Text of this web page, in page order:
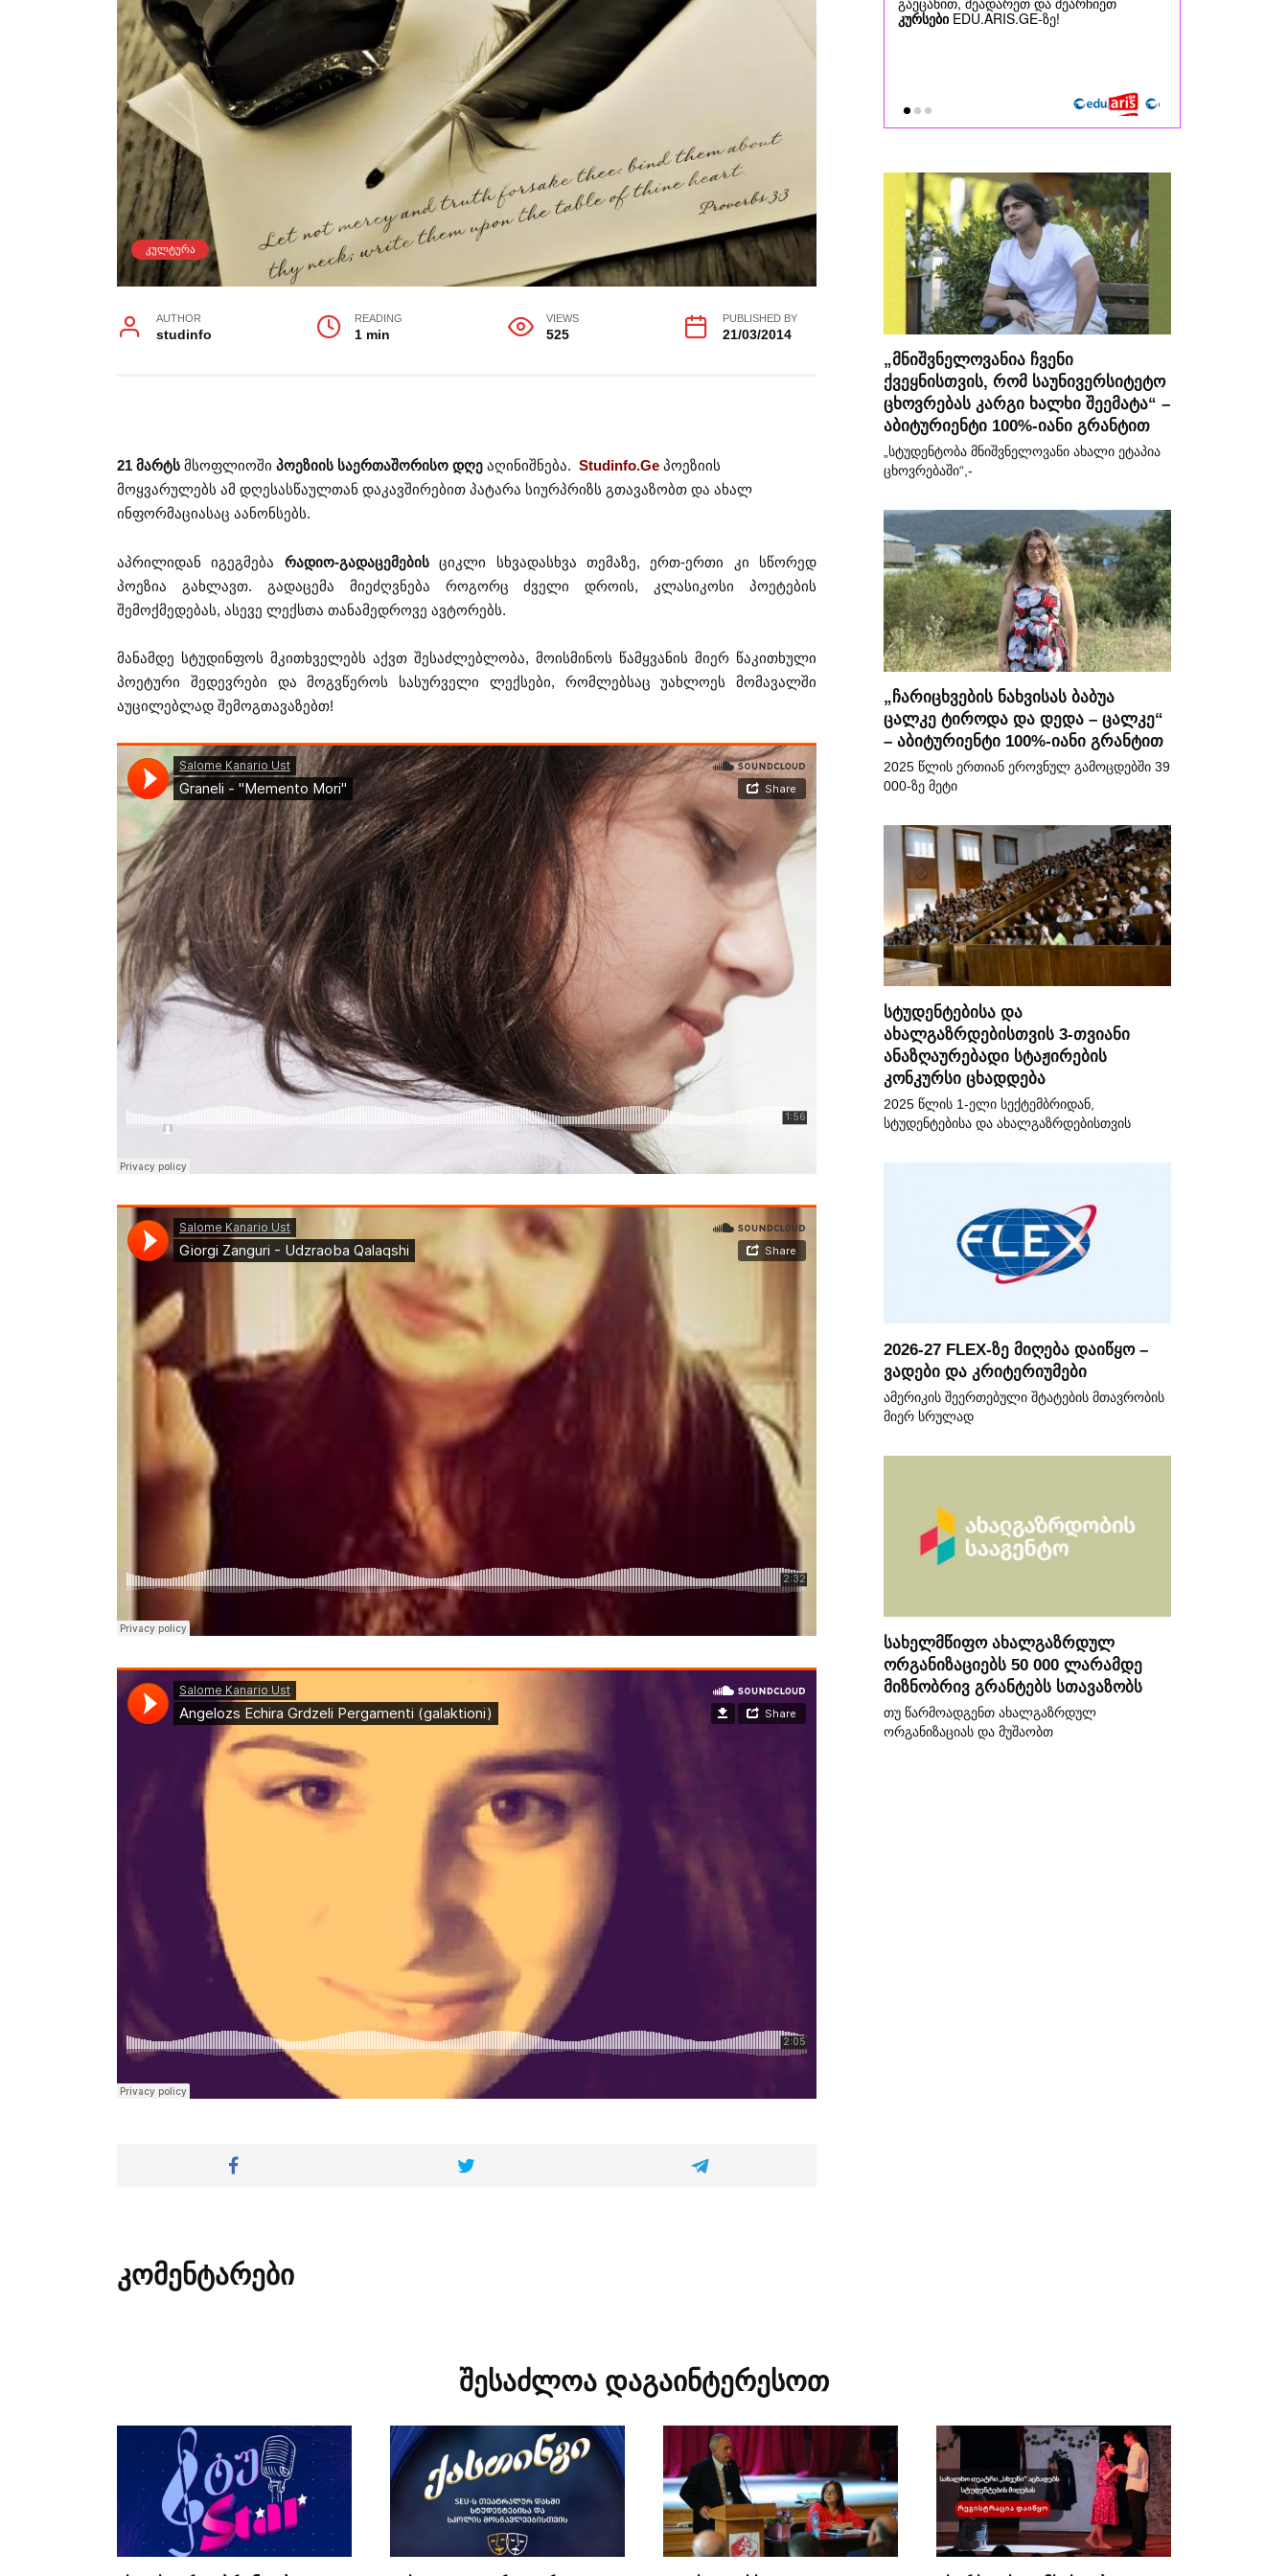
ᲙᲣᲚᲢᲣᲠᲐ
AUTHOR
studinfo
READING
1 min
VIEWS
525
PUBLISHED BY
21/03/2014
21 მარტს მსოფლიოში პოეზიის საერთაშორისო დღე აღინიშნება. Studinfo.Ge პოეზიის
მოყვარულებს ამ დღესასწაულთან დაკავშირებით პატარა სიურპრიზს გთავაზობთ და ახალ
ინფორმაციასაც აანონსებს.
აპრილიდან იგეგმება რადიო-გადაცემებისციკლი სხვადასხვა თემაზე, ერთ-ერთი კი სწორედ
პოეზია გახლავთ. გადაცემა მიეძღვნება როგორც ძველი დროის, კლასიკოსი პოეტების
შემოქმედებას, ასევე ლექსთა თანამედროვე ავტორებს.
მანამდე სტუდინფოს მკითხველებს აქვთ შესაძლებლობა, მოისმინოს წამყვანის მიერ წაკითხული
პოეტური შედევრები და მოგვწეროს სასურველი ლექსები, რომლებსაც უახლოეს მომავალში
აუცილებლად შემოგთავაზებთ!
კომენტარები
„მნიშვნელოვანია ჩვენი
ქვეყნისთვის, რომ საუნივერსიტეტო
ცხოვრებას კარგი ხალხი შეემატა“ –
აბიტურიენტი 100%-იანი გრანტით
„სტუდენტობა მნიშვნელოვანი ახალი ეტაპია
ცხოვრებაში“,-
„ჩარიცხვების ნახვისას ბაბუა
ცალკე ტიროდა და დედა – ცალკე“
– აბიტურიენტი 100%-იანი გრანტით
2025 წლის ერთიან ეროვნულ გამოცდებში 39
000-ზე მეტი
სტუდენტებისა და
ახალგაზრდებისთვის 3-თვიანი
ანაზღაურებადი სტაჟირების
კონკურსი ცხადდება
2025 წლის 1-ელი სექტემბრიდან,
სტუდენტებისა და ახალგაზრდებისთვის
2026-27 FLEX-ზე მიღება დაიწყო –
ვადები და კრიტერიუმები
ამერიკის შეერთებული შტატების მთავრობის
მიერ სრულად
სახელმწიფო ახალგაზრდულ
ორგანიზაციებს 50 000 ლარამდე
მიზნობრივ გრანტებს სთავაზობს
თუ წარმოადგენთ ახალგაზრდულ
ორგანიზაციას და მუშაობთ
შესაძლოა დაგაინტერესოთ